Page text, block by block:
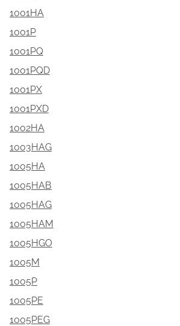
1001HA
1001P
1001PQ
1001PQD
1001PX
1001PXD
1002HA
1003HAG
1005HA
1005HAB
1005HAG
1005HAM
1005HGO
1005M
1005P
1005PE
1005PEG